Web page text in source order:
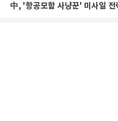
中, '항공모함 사냥꾼' 미사일 전